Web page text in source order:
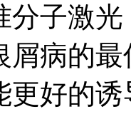
子激
屑病的
更好的诱